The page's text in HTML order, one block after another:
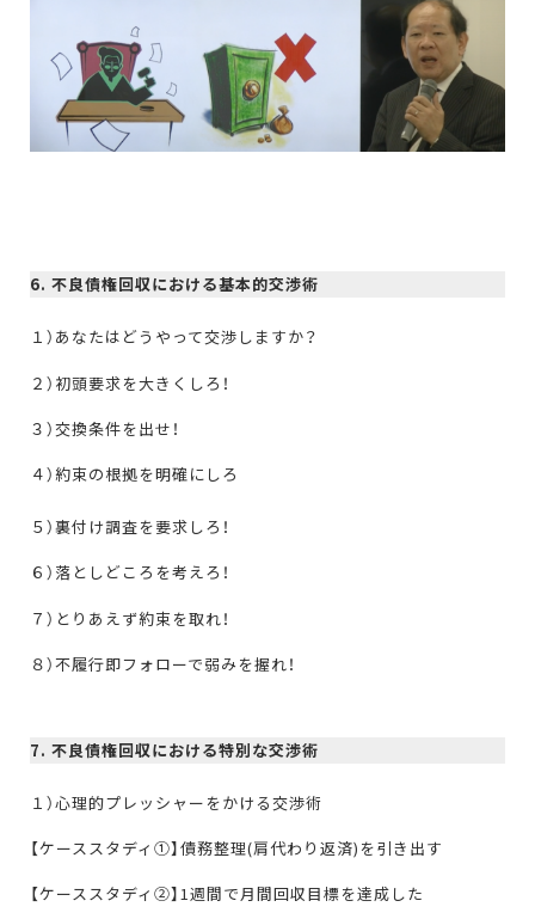
6. 不良債権回収における基本的交渉術
１）あなたはどうやって交渉しますか？
２）初頭要求を大きくしろ！
３）交換条件を出せ！
４）約束の根拠を明確にしろ
５）裏付け調査を要求しろ！
６）落としどころを考えろ！
７）とりあえず約束を取れ！
８）不履行即フォローで弱みを握れ！
7. 不良債権回収における特別な交渉術
１）心理的プレッシャーをかける交渉術
【ケーススタディ①】債務整理(肩代わり返済)を引き出す
【ケーススタディ②】1週間で月間回収目標を達成した